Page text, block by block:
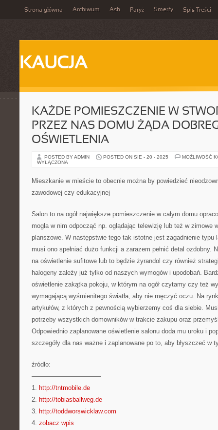
Strona główna Archiwum Ash Paryż Smerfy Spis Treści
KAUCJA
KAŻDE POMIESZCZENIE W
PRZEZ NAS DOMU ŻĄDA
OŚWIETLENIA
POSTED BY ADMIN POSTED ON SIE - 20 - 2025
MOŻLIWOŚĆ
WYŁĄCZONA
Mieszkanie w mieście to obecnie można by powiedzieć
zawodowej czy edukacyjnej
Salon to na ogół największe pomieszczenie w całym domu
mogła w nim odpocząć np. oglądając telewizję lub też w zimowe
planszowe. W następstwie tego tak istotne jest zagadnienie typu
musi ono spełniać dużo funkcji a zarazem pełnić detal ozdobny.
na oświetlenie sufitowe lub to będzie żyrandol czy również
halogeny zależy już tylko od naszych wymogów i upodobań.
oświetlenie zakątka pokoju, w którym na ogół czytamy czy też
wymagającą wyśmienitego światła, aby nie męczyć oczu. Na
artykułów, z których z pewnością wybierzemy coś dla siebie.
potrzeby wszystkich domowników w trakcie zakupu oraz
Odpowiednio zaplanowane oświetlenie salonu doda mu uroku i
szczegóły dla nas ważne i zaplanowane po to, aby błyszczeć w
źródło:
———————————
1. http://tntmobile.de
2. http://tobiasballweg.de
3. http://toddworswicklaw.com
4. zobacz wpis